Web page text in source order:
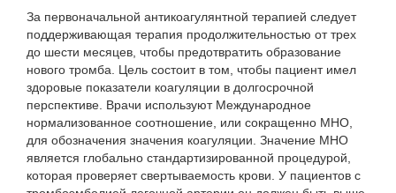
За первоначальной антикоагулянтной терапией следует
поддерживающая терапия продолжительностью от трех
до шести месяцев, чтобы предотвратить образование
нового тромба. Цель состоит в том, чтобы пациент имел
здоровые показатели коагуляции в долгосрочной
перспективе. Врачи используют Международное
нормализованное соотношение, или сокращенно МНО,
для обозначения значения коагуляции. Значение МНО
является глобально стандартизированной процедурой,
которая проверяет свертываемость крови. У пациентов с